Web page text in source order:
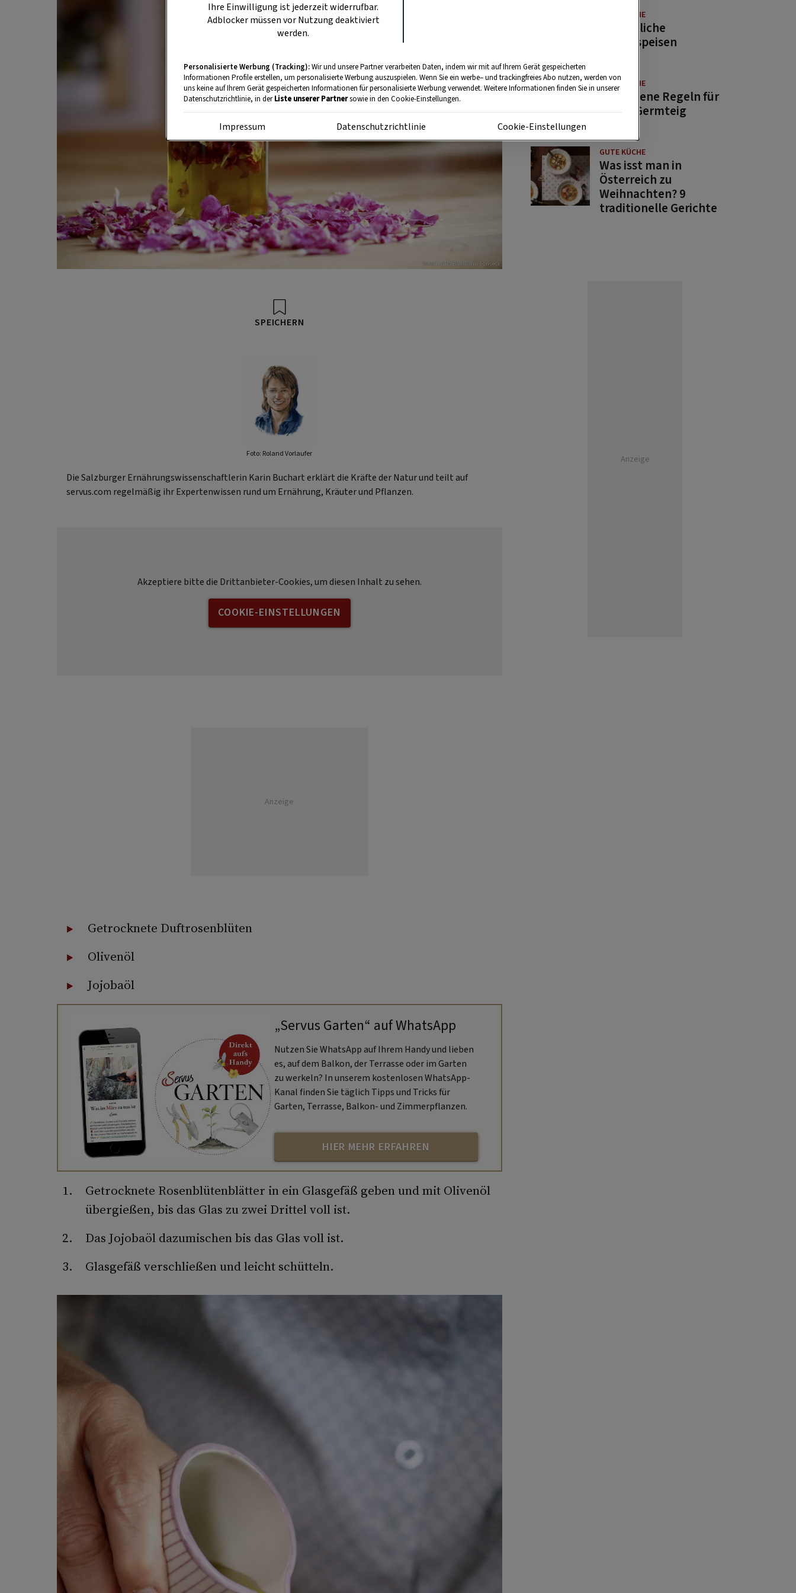
Foto: Luana Baumann-Fonseca
SPEICHERN
Foto: Roland Vorlaufer
Die Salzburger Ernährungswissenschaftlerin Karin Buchart erklärt die Kräfte der Natur und teilt auf
servus.com regelmäßig ihr Expertenwissen rund um Ernährung, Kräuter und Pflanzen.
Akzeptiere bitte die Drittanbieter-Cookies, um diesen Inhalt zu sehen.
COOKIE-EINSTELLUNGEN
Anzeige
Getrocknete Duftrosenblüten
Olivenöl
Jojobaöl
„Servus Garten“ auf WhatsApp
Nutzen Sie WhatsApp auf Ihrem Handy und lieben
es, auf dem Balkon, der Terrasse oder im Garten
zu werkeln? In unserem kostenlosen WhatsApp-
Kanal finden Sie täglich Tipps und Tricks für
Garten, Terrasse, Balkon- und Zimmerpflanzen.
HIER MEHR ERFAHREN
Getrocknete Rosenblütenblätter in ein Glasgefäß geben und mit Olivenöl
übergießen, bis das Glas zu zwei Drittel voll ist.
Das Jojobaöl dazumischen bis das Glas voll ist.
Glasgefäß verschließen und leicht schütteln.
GUTE KÜCHE
11 köstliche
Fastenspeisen
GUTE KÜCHE
10 goldene Regeln für
guten Germteig
GUTE KÜCHE
Was isst man in
Österreich zu
Weihnachten? 9
traditionelle Gerichte
Anzeige
Ihre Einwilligung ist jederzeit widerrufbar.
Adblocker müssen vor Nutzung deaktiviert
werden.
Personalisierte Werbung (Tracking):Wir und unsere Partner verarbeiten Daten, indem wir mit auf Ihrem Gerät gespeicherten
Informationen Profile erstellen, um personalisierte Werbung auszuspielen. Wenn Sie ein werbe– und trackingfreies Abo nutzen, werden von
uns keine auf Ihrem Gerät gespeicherten Informationen für personalisierte Werbung verwendet. Weitere Informationen finden Sie in unserer
Datenschutzrichtlinie, in derListe unserer Partnersowie in den Cookie-Einstellungen.
Impressum Datenschutzrichtlinie Cookie-Einstellungen